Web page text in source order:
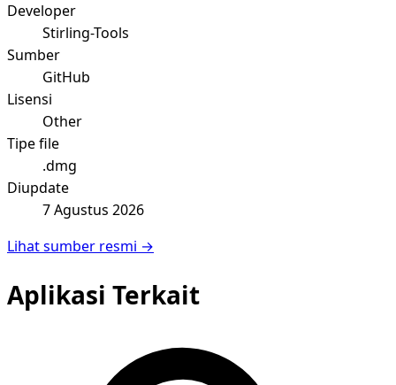
Developer
Stirling-Tools
Sumber
GitHub
Lisensi
Other
Tipe file
.dmg
Diupdate
7 Agustus 2026
Lihat sumber resmi →
Aplikasi Terkait